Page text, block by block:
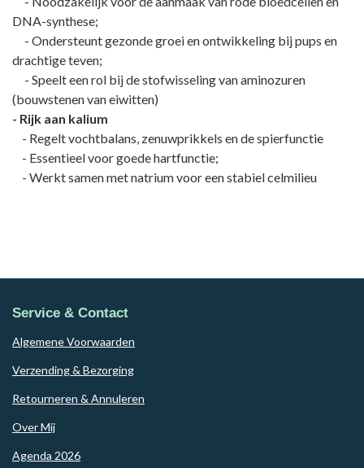
DNA-synthese;
- Ondersteunt gezonde groei en ontwikkeling bij pups en
drachtige teven;
- Speelt een rol bij de stofwisseling van aminozuren
(bouwstenen van eiwitten)
- Rijk aan kalium
- Regelt vochtbalans, zenuwprikkels en de spierfunctie
- Essentieel voor goede hartfunctie;
- Werkt samen met natrium voor een stabiel celmilieu
Service & Contact
Algemene Voorwaarden
Verzending & Bezorging
Retourneren & Annuleren
Over Mij
Agenda 2026